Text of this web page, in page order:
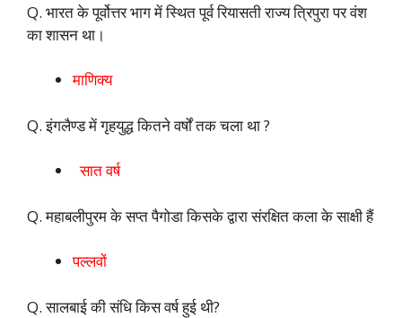
Q. भारत के पूर्वोत्तर भाग में स्थित पूर्व रियासती राज्य त्रिपुरा पर वंश
का शासन था।
माणिक्य
Q. इंगलैण्ड में गृहयुद्ध कितने वर्षों तक चला था ?
सात वर्ष
Q. महाबलीपुरम के सप्त पैगोडा किसके द्वारा संरक्षित कला के साक्षी हैं
पल्लवों
Q. सालबाई की संधि किस वर्ष हुई थी?